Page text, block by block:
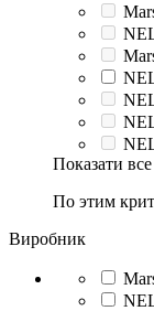
Показати
По этим
Виробник